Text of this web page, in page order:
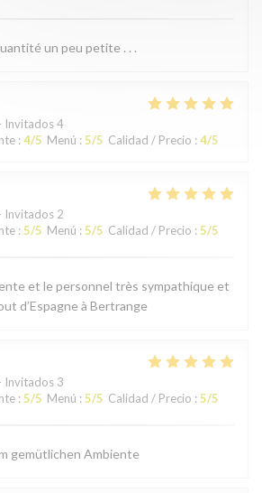
un peu petite . . .
Invitados 4
: 4/5 Menú : 5/5 Calidad / Precio : 4/5
Invitados 2
: 5/5 Menú : 5/5 Calidad / Precio : 5/5
et le personnel très sympathique et
d’Espagne à Bertrange
Invitados 3
: 5/5 Menú : 5/5 Calidad / Precio : 5/5
gemütlichen Ambiente